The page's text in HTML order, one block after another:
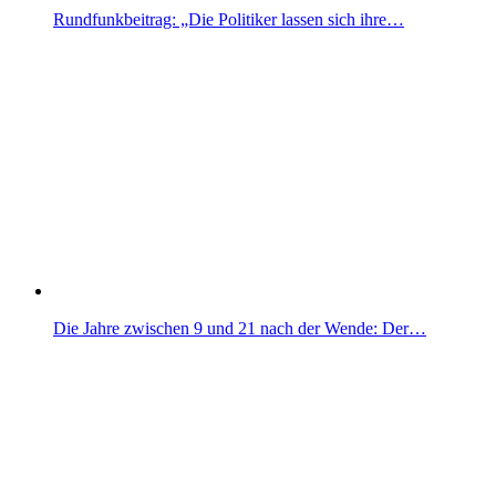
Rundfunkbeitrag: „Die Politiker lassen sich ihre…
Die Jahre zwischen 9 und 21 nach der Wende: Der…